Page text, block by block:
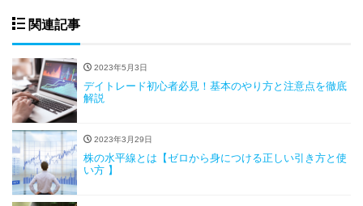
関連記事
2023年5月3日
デイトレード初心者必見！基本のやり方と注意点を徹底
解説
2023年3月29日
株の水平線とは【ゼロから身につける正しい引き方と使
い方 】